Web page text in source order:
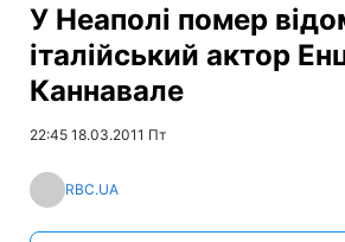
У Неаполі помер
італійський актор
Каннавале
22:45 18.03.2011 Пт
RBC.UA